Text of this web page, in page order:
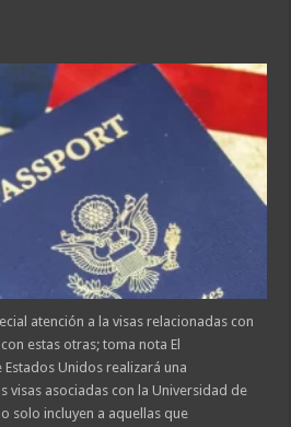
atención a la visas relacionadas con
estas otras; toma nota El
Unidos realizará una
visas asociadas con la Universidad de
solo incluyen a aquellas que